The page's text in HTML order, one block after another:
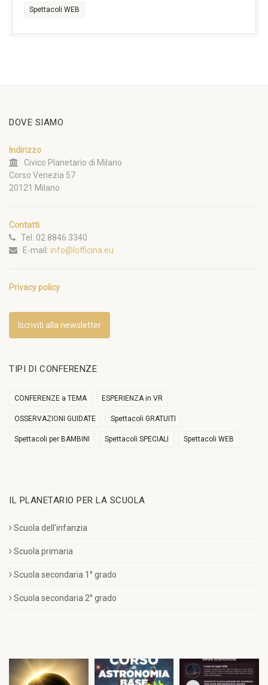
Spettacoli WEB
DOVE SIAMO
Indirizzo
Civico Planetario di Milano
Corso Venezia 57
20121 Milano
Contatti
Tel. 02 8846 3340
E-mail: info@lofficina.eu
Privacy policy
Iscriviti alla newsletter
TIPI DI CONFERENZE
CONFERENZE a TEMA ESPERIENZA in VR
OSSERVAZIONI GUIDATE Spettacoli GRATUITI
Spettacoli per BAMBINI Spettacoli SPECIALI Spettacoli WEB
IL PLANETARIO PER LA SCUOLA
Scuola dell’infanzia
Scuola primaria
Scuola secondaria 1° grado
Scuola secondaria 2° grado